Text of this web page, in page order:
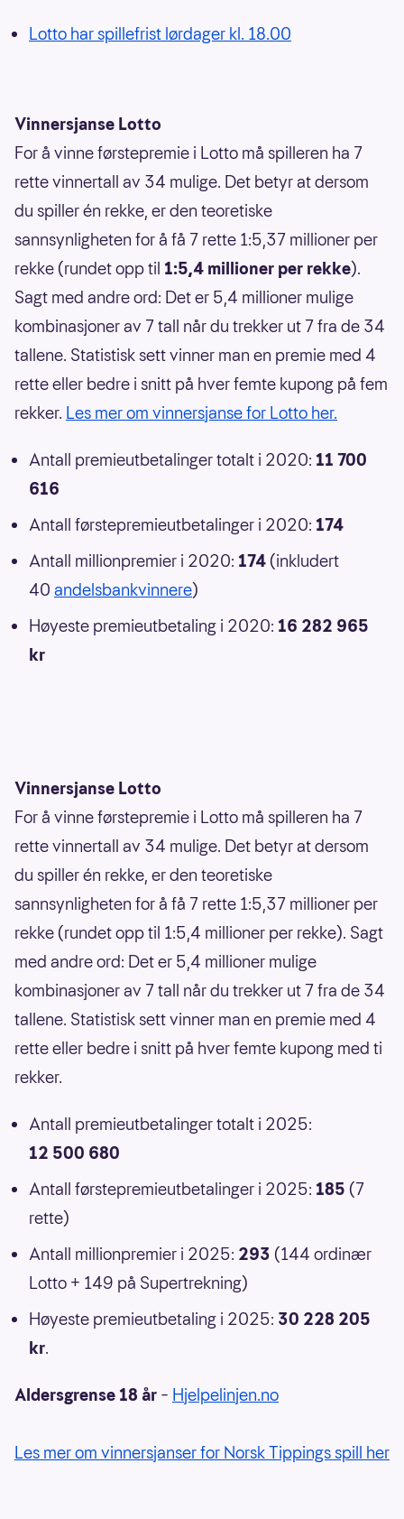
Lotto har spillefrist lørdager kl. 18.00
Vinnersjanse Lotto
For å vinne førstepremie i Lotto må spilleren ha 7
rette vinnertall av 34 mulige. Det betyr at dersom
du spiller én rekke, er den teoretiske
sannsynligheten for å få 7 rette 1:5,37 millioner per
rekke (rundet opp til 1:5,4 millioner per rekke).
Sagt med andre ord: Det er 5,4 millioner mulige
kombinasjoner av 7 tall når du trekker ut 7 fra de 34
tallene. Statistisk sett vinner man en premie med 4
rette eller bedre i snitt på hver femte kupong på fem
rekker. Les mer om vinnersjanse for Lotto her.
Antall premieutbetalinger totalt i 2020: 11 700
616
Antall førstepremieutbetalinger i 2020: 174
Antall millionpremier i 2020: 174 (inkludert
40 andelsbankvinnere)
Høyeste premieutbetaling i 2020: 16 282 965
kr
Vinnersjanse Lotto
For å vinne førstepremie i Lotto må spilleren ha 7
rette vinnertall av 34 mulige. Det betyr at dersom
du spiller én rekke, er den teoretiske
sannsynligheten for å få 7 rette 1:5,37 millioner per
rekke (rundet opp til 1:5,4 millioner per rekke). Sagt
med andre ord: Det er 5,4 millioner mulige
kombinasjoner av 7 tall når du trekker ut 7 fra de 34
tallene. Statistisk sett vinner man en premie med 4
rette eller bedre i snitt på hver femte kupong med ti
rekker.
Antall premieutbetalinger totalt i 2025:
12 500 680
Antall førstepremieutbetalinger i 2025: 185 (7
rette)
Antall millionpremier i 2025: 293 (144 ordinær
Lotto + 149 på Supertrekning)
Høyeste premieutbetaling i 2025: 30 228 205
kr.
Aldersgrense 18 år – Hjelpelinjen.no
Les mer om vinnersjanser for Norsk Tippings spill her